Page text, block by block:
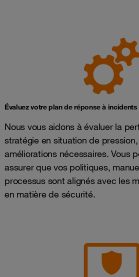
Évaluez votre plan de réponse à incidents
Nous vous aidons à évaluer la
stratégie en situation de
améliorations nécessaires. Vous
assurer que vos politiques,
processus sont alignés avec les
en matière de sécurité.